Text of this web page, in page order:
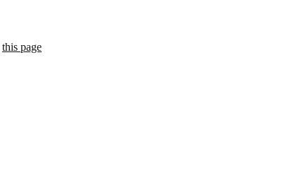
this page